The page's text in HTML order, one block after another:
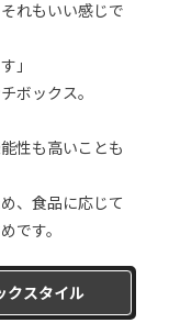
れもいい感じで
」
ボックス。
性も高いことも
、食品に応じて
です。
クスタイル